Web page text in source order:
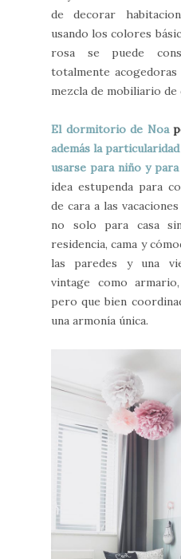
de decorar
usando los colores
rosa se puede
totalmente
mezcla de mobiliario
El dormitorio de Noa
además la
usarse para niño y
idea estupenda para
de cara a las
no solo para casa
residencia, cama y
las paredes y una
vintage como
pero que bien
una armonía única.